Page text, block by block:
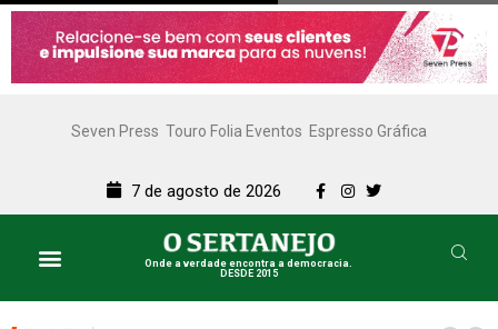
Seven Press Touro Folia Eventos Espresso Gráfica
7 de agosto de 2026
Onde a verdade encontra a democracia.
DESDE 2015